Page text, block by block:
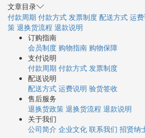
文章目录
付款周期 付款方式 发票制度 配送方式 运
策 退换货流程 退款说明
订购指南
会员制度 购物指南 购物保障
支付说明
付款周期 付款方式 发票制度
配送说明
配送方式 运费说明 验货签收
售后服务
退换货政策 退换货流程 退款说明
关于我们
公司简介 企业文化 联系我们 招贤纳